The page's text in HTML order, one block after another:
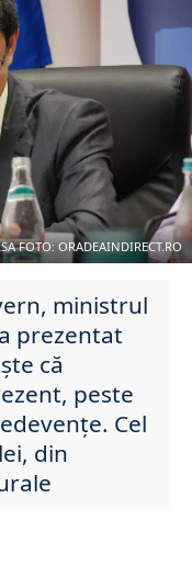
FOTO: ORADEAINDIRECT.RO
ministrul
prezentat
că
peste
Cel
din